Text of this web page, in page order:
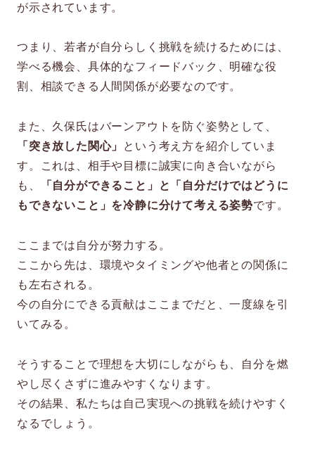
が示されています。
つまり、若者が自分らしく挑戦を続けるためには、
学べる機会、具体的なフィードバック、明確な役
割、相談できる人間関係が必要なのです。
また、久保氏はバーンアウトを防ぐ姿勢として、
「突き放した関心」
という考え方を紹介していま
す。これは、相手や目標に誠実に向き合いながら
も、
「自分ができること」と「自分だけではどうに
もできないこと」を冷静に分けて考える姿勢です。
ここまでは自分が努力する。
ここから先は、環境やタイミングや他者との関係に
も左右される。
今の自分にできる貢献はここまでだと、一度線を引
いてみる。
そうすることで理想を大切にしながらも、自分を燃
やし尽くさずに進みやすくなります。
その結果、私たちは自己実現への挑戦を続けやすく
なるでしょう。